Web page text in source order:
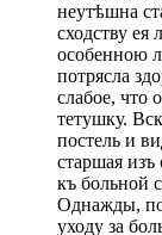
неутѣшна
сходству
особенною
потрясла
слабое, что
тетушку.
постель и
старшая изъ
къ больной
Однажды,
уходу за